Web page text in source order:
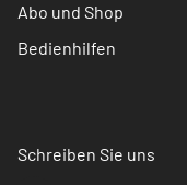
Abo und Shop
Bedienhilfen
Schreiben Sie uns